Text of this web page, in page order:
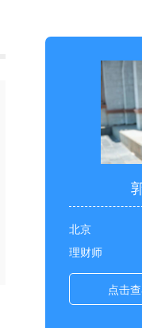
北京
理财师
点击